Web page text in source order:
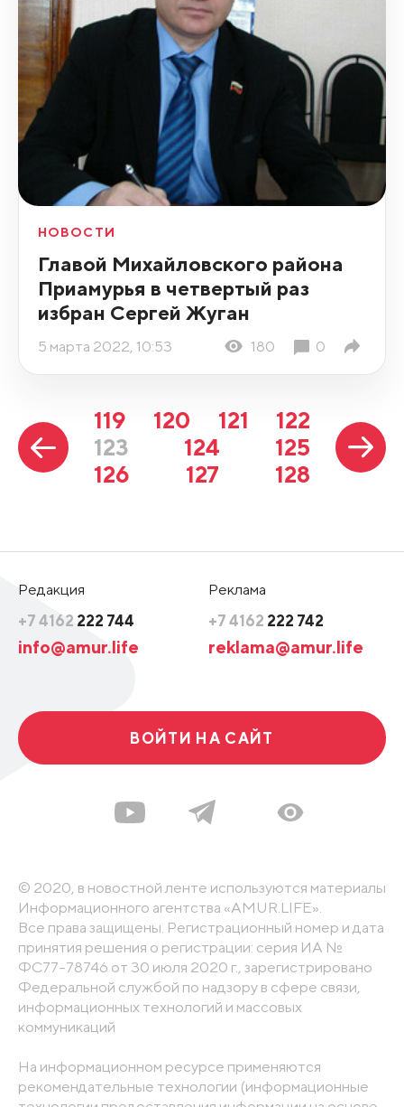
НОВОСТИ
Главой Михайловского района
Приамурья в четвертый раз
избран Сергей Жуган
5 марта 2022, 10:53 180 0
119 120 121
122
123
124
125
126
127 128
Редакция
+7 4162 222 744
info@amur.life
Реклама
+7 4162 222 742
reklama@amur.life
ВОЙТИ НА САЙТ
© 2020, в новостной ленте используются материалы
Информационного агентства «AMUR.LIFE».
Все права защищены. Регистрационный номер и дата
принятия решения о регистрации: серия ИА №
ФС77-78746 от 30 июля 2020 г., зарегистрировано
Федеральной службой по надзору в сфере связи,
информационных технологий и массовых
коммуникаций
На информационном ресурсе применяются
рекомендательные технологии (информационные